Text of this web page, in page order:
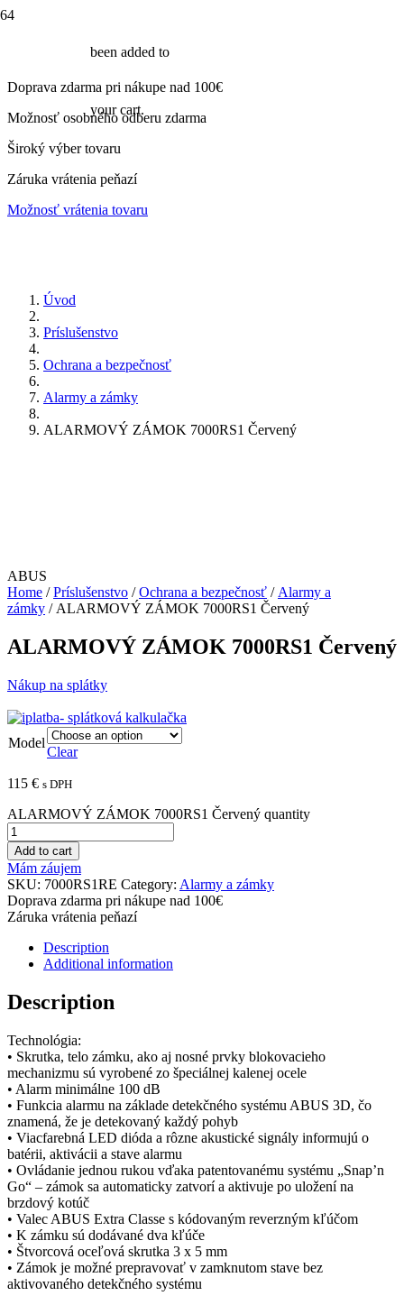
been added to
your cart.
Doprava zdarma pri nákupe nad 100€
Možnosť osobného odberu zdarma
Široký výber tovaru
Záruka vrátenia peňazí
Možnosť vrátenia tovaru
Úvod
Príslušenstvo
Ochrana a bezpečnosť
Alarmy a zámky
ALARMOVÝ ZÁMOK 7000RS1 Červený
ABUS
Home /Príslušenstvo /Ochrana a bezpečnosť / Alarmy a
zámky / ALARMOVÝ ZÁMOK 7000RS1 Červený
ALARMOVÝ ZÁMOK 7000RS1 Červený
Nákup na splátky
Model
Clear
115 € s DPH
ALARMOVÝ ZÁMOK 7000RS1 Červený quantity
Add to cart
Mám záujem
SKU: 7000RS1RE Category: Alarmy a zámky
Doprava zdarma pri nákupe nad 100€
Záruka vrátenia peňazí
Description
Additional information
Description
Technológia:
• Skrutka, telo zámku, ako aj nosné prvky blokovacieho
mechanizmu sú vyrobené zo špeciálnej kalenej ocele
• Alarm minimálne 100 dB
• Funkcia alarmu na základe detekčného systému ABUS 3D, čo
znamená, že je detekovaný každý pohyb
• Viacfarebná LED dióda a rôzne akustické signály informujú o
batérii, aktivácii a stave alarmu
• Ovládanie jednou rukou vďaka patentovanému systému „Snap’n
Go“ – zámok sa automaticky zatvorí a aktivuje po uložení na
brzdový kotúč
• Valec ABUS Extra Classe s kódovaným reverzným kľúčom
• K zámku sú dodávané dva kľúče
• Štvorcová oceľová skrutka 3 x 5 mm
• Zámok je možné prepravovať v zamknutom stave bez
aktivovaného detekčného systému